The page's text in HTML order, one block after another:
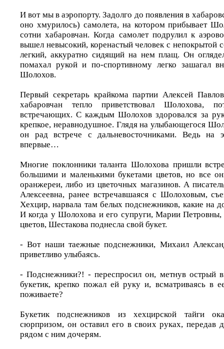
И вот мы в аэропорту. Задолго до появления в
оно хмурилось) самолета, на котором прибывает
сотни хабаровчан. Когда самолет подрулил к
вышел невысокий, коренастый человек с непокрытой
легкий, аккуратно сидящий на нем плащ. Он
помахал рукой и по-спортивному легко зашагал
Шолохов.
Первый секретарь крайкома партии Алексей
хабаровчан тепло приветствовал Шолохова,
встречающих. С каждым Шолохов здоровался за
крепкое, неравнодушное. Глядя на улыбающегося
он рад встрече с дальневосточниками. Ведь на
впервые…
Многие поклонники таланта Шолохова пришли
большими и маленькими букетами цветов, но все
оранжереи, либо из цветочных магазинов. А
Алексеевна, ранее встречавшаяся с Шолоховым,
Хехцир, нарвала там белых подснежников, какие на
И когда у Шолохова и его супруги, Марии
цветов, Шестакова поднесла свой букет.
- Вот наши таежные подснежники, Михаил
приветливо улыбаясь.
- Подснежники?! - переспросил он, метнув острый
букетик, крепко пожал ей руку и, всматриваясь в
поживаете?
Букетик подснежников из хехцирской тайги
сюрпризом, он оставил его в своих руках, передав
рядом с ним дочерям.